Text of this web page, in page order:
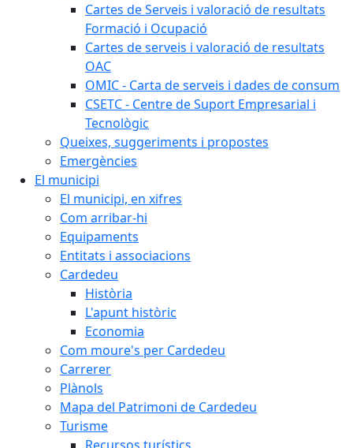
Cartes de Serveis i valoració de resultats
Formació i Ocupació
Cartes de serveis i valoració de resultats
OAC
OMIC - Carta de serveis i dades de consum
CSETC - Centre de Suport Empresarial i
Tecnològic
Queixes, suggeriments i propostes
Emergències
El municipi
El municipi, en xifres
Com arribar-hi
Equipaments
Entitats i associacions
Cardedeu
Història
L'apunt històric
Economia
Com moure's per Cardedeu
Carrerer
Plànols
Mapa del Patrimoni de Cardedeu
Turisme